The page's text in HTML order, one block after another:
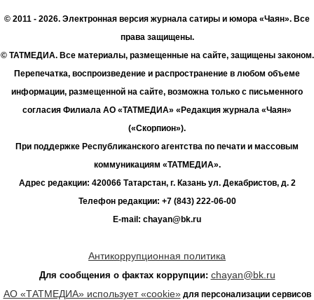
© 2011 - 2026. Электронная версия журнала сатиры и юмора «Чаян». Все
права защищены.
© ТАТМЕДИА. Все материалы, размещенные на сайте, защищены законом.
Перепечатка, воспроизведение и распространение в любом объеме
информации, размещенной на сайте, возможна только с письменного
согласия Филиала АО «ТАТМЕДИА» «Редакция журнала «Чаян»
(«Скорпион»).
При поддержке Республиканского агентства по печати и массовым
коммуникациям «ТАТМЕДИА».
Адрес редакции: 420066 Татарстан, г. Казань ул. Декабристов, д. 2
Телефон редакции: +7 (843) 222-06-00
E-mail: chayan@bk.ru
Антикоррупционная политика
Для сообщения о фактах коррупции: chayan@bk.ru
АО «ТАТМЕДИА» использует «cookie»для персонализации сервисов